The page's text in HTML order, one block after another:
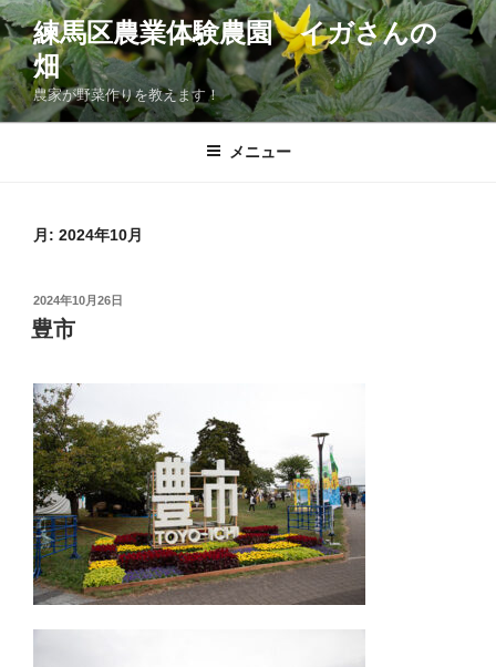
コ
ン
テ
ン
ツ
練馬区農業体験農園 イガさんの
畑
農家が野菜作りを教えます！
メニュー
月: 2024年10月
投
稿
日:
2024年10月26日
豊市